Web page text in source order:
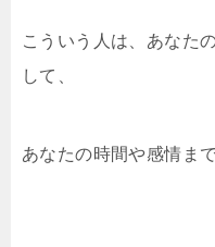
こういう人は、あなた
して、
あなたの時間や感情ま